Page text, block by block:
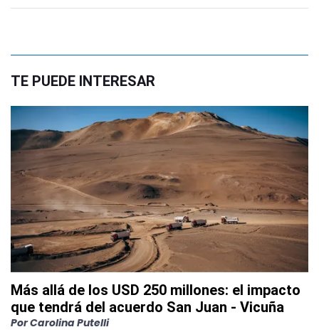
TE PUEDE INTERESAR
Más allá de los USD 250 millones: el impacto
que tendrá del acuerdo San Juan - Vicuña
PorCarolina Putelli